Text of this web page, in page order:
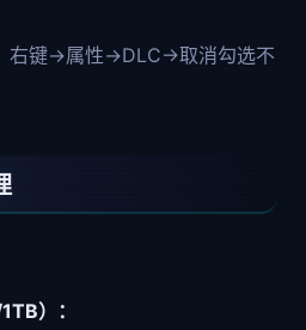
右键→属性→DLC→取消勾选不
）：